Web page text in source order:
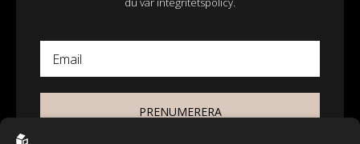
Email
PRENUMERERA